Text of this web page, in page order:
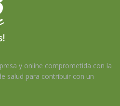
y online comprometida con la
salud para contribuir con un